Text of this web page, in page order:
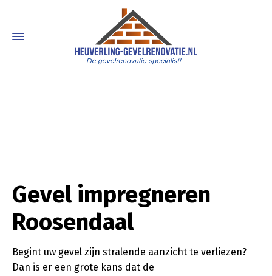
Gevel impregneren
Roosendaal
Begint uw gevel zijn stralende aanzicht te verliezen?
Dan is er een grote kans dat de